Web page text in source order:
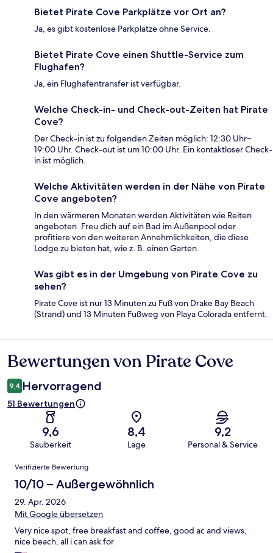
Bietet Pirate Cove Parkplätze vor Ort an?
Ja, es gibt kostenlose Parkplätze ohne Service.
Bietet Pirate Cove einen Shuttle-Service zum
Flughafen?
Ja, ein Flughafentransfer ist verfügbar.
Welche Check-in- und Check-out-Zeiten hat Pirate
Cove?
Der Check-in ist zu folgenden Zeiten möglich: 12:30 Uhr–
19:00 Uhr. Check-out ist um 10:00 Uhr. Ein kontaktloser Check-
in ist möglich.
Welche Aktivitäten werden in der Nähe von Pirate
Cove angeboten?
In den wärmeren Monaten werden Aktivitäten wie Reiten
angeboten. Freu dich auf ein Bad im Außenpool oder
profitiere von den weiteren Annehmlichkeiten, die diese
Lodge zu bieten hat, wie z. B. einen Garten.
Was gibt es in der Umgebung von Pirate Cove zu
sehen?
Pirate Cove ist nur 13 Minuten zu Fuß von Drake Bay Beach
(Strand) und 13 Minuten Fußweg von Playa Colorada entfernt.
Bewertungen
Bewertungen von Pirate Cove
9,4 Hervorragend
51 Bewertungen
9,6
Sauberkeit
8,4
Lage
9,2
Personal & Service
Bewertungen
Verifizierte Bewertung
10/10 – Außergewöhnlich
29. Apr. 2026
Mit Google übersetzen
Very nice spot, free breakfast and coffee, good ac and views,
nice beach, all i can ask for